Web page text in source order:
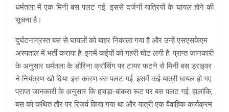
धर्मतला में एक मिनी बस पलट गई. इससे दर्जनों यात्रियों के घायल होने की
सूचना है।
दुर्घटनाग्रस्त बस से घायलों को बाहर निकाला गया है और उन्हें एसएसकेएम
अस्पताल में भर्ती कराया है. इनमें कईयों को गहरी चोट लगी है. प्राप्त जानकारी
के अनुसार धर्मतला के डोरिना क्रॉसिंग पर टायर फटने से मिनी बस ड्राइवर
ने नियंत्रण खो दिया. इस कारण बस पलट गई. इसमें कई यात्री घायल हो गए.
प्राप्त जानकारी के अनुसार कि हावड़ा-बांकरा रूट पर बस पलट गई. हालांकि,
बस को कथित तौर पर रिजर्व किया गया था और यात्री एक वैवाहिक कार्यक्रम